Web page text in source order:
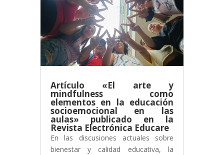
Artículo «El arte y
mindfulness como
elementos en la educación
socioemocional en las
aulas» publicado en la
Revista Electrónica Educare
En las discusiones actuales sobre
bienestar y calidad educativa, la